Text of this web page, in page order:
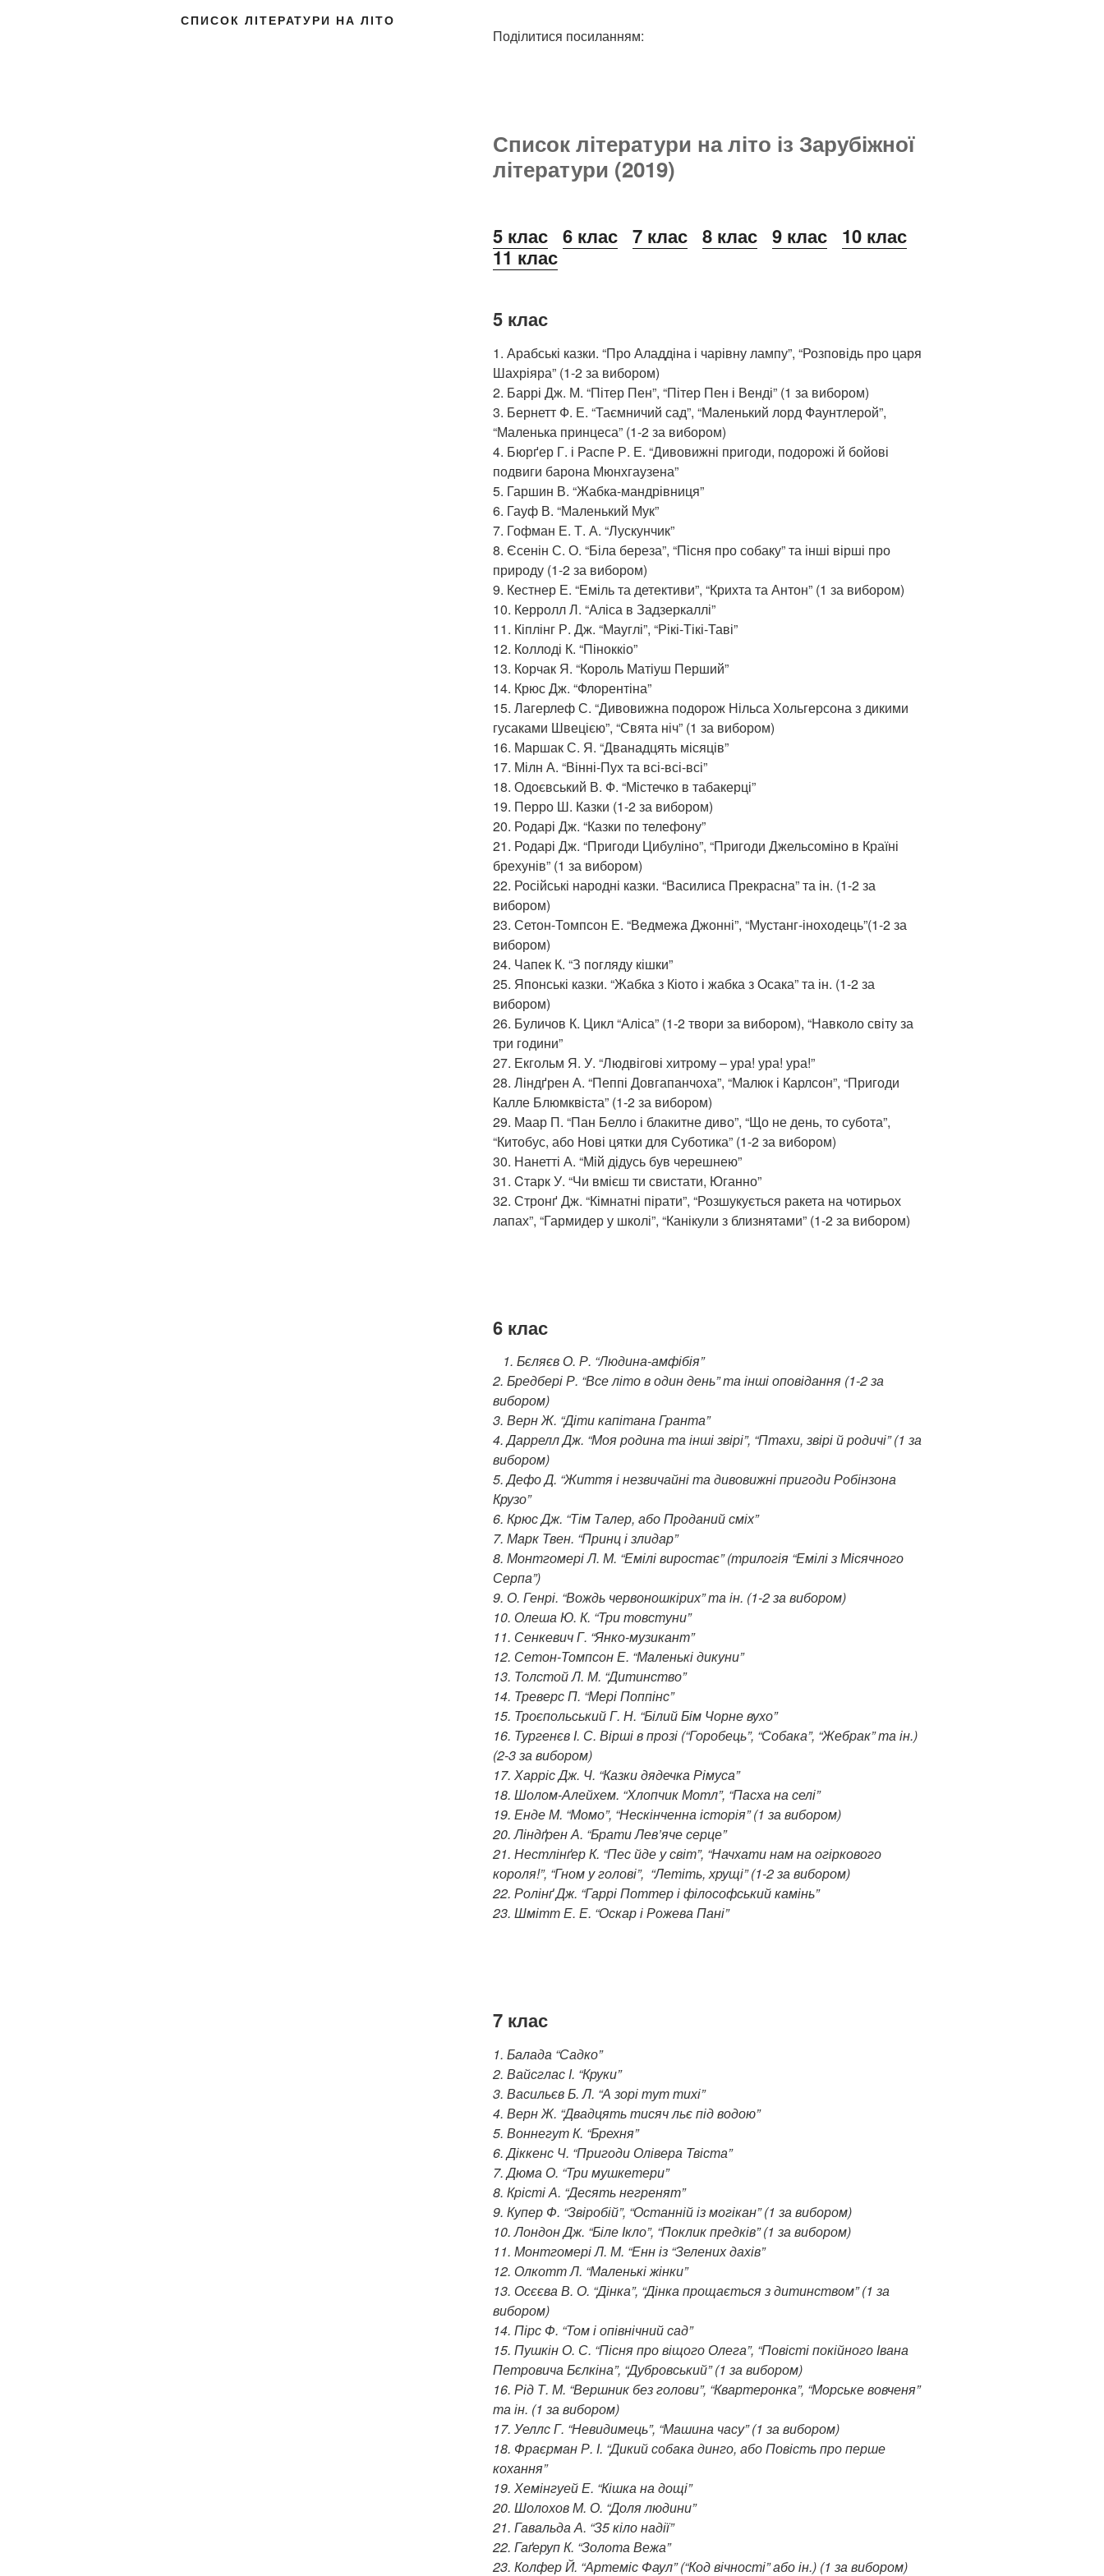
СПИСОК ЛІТЕРАТУРИ НА ЛІТО
Поділитися посиланням:
Список літератури на літо із Зарубіжної
літератури (2019)
5 клас 6 клас 7 клас 8 клас 9 клас
10 клас
11 клас
5 клас
1. Арабські казки. “Про Аладдіна і чарівну лампу”, “Розповідь про царя
Шахріяра” (1-2 за вибором)
2. Баррі Дж. М. “Пітер Пен”, “Пітер Пен і Венді” (1 за вибором)
3. Бернетт Ф. Е. “Таємничий сад”, “Маленький лорд Фаунтлерой”,
“Маленька принцеса” (1-2 за вибором)
4. Бюрґер Г. і Распе Р. Е. “Дивовижні пригоди, подорожі й бойові
подвиги барона Мюнхгаузена”
5. Гаршин В. “Жабка-мандрівниця”
6. Гауф В. “Маленький Мук”
7. Гофман Е. Т. А. “Лускунчик”
8. Єсенін С. О. “Біла береза”, “Пісня про собаку” та інші вірші про
природу (1-2 за вибором)
9. Кестнер Е. “Еміль та детективи”, “Крихта та Антон” (1 за вибором)
10. Керролл Л. “Аліса в Задзеркаллі”
11. Кіплінг Р. Дж. “Мауглі”, “Рікі-Тікі-Таві”
12. Коллоді К. “Піноккіо”
13. Корчак Я. “Король Матіуш Перший”
14. Крюс Дж. “Флорентіна”
15. Лагерлеф С. “Дивовижна подорож Нільса Хольгерсона з дикими
гусаками Швецією”, “Свята ніч” (1 за вибором)
16. Маршак С. Я. “Дванадцять місяців”
17. Мілн А. “Вінні-Пух та всі-всі-всі”
18. Одоєвський В. Ф. “Містечко в табакерці”
19. Перро Ш. Казки (1-2 за вибором)
20. Родарі Дж. “Казки по телефону”
21. Родарі Дж. “Пригоди Цибуліно”, “Пригоди Джельсоміно в Країні
брехунів” (1 за вибором)
22. Російські народні казки. “Василиса Прекрасна” та ін. (1-2 за
вибором)
23. Сетон-Томпсон Е. “Ведмежа Джонні”, “Мустанг-іноходець”(1-2 за
вибором)
24. Чапек К. “З погляду кішки”
25. Японські казки. “Жабка з Кіото і жабка з Осака” та ін. (1-2 за
вибором)
26. Буличов К. Цикл “Аліса” (1-2 твори за вибором), “Навколо світу за
три години”
27. Екгольм Я. У. “Людвігові хитрому – ура! ура! ура!”
28. Ліндґрен А. “Пеппі Довгапанчоха”, “Малюк і Карлсон”, “Пригоди
Калле Блюмквіста” (1-2 за вибором)
29. Маар П. “Пан Белло і блакитне диво”, “Що не день, то субота”,
“Китобус, або Нові цятки для Суботика” (1-2 за вибором)
30. Нанетті А. “Мій дідусь був черешнею”
31. Cтарк У. “Чи вмієш ти свистати, Юганно”
32. Стронґ Дж. “Кімнатні пірати”, “Розшукується ракета на чотирьох
лапах”, “Гармидер у школі”, “Канікули з близнятами” (1-2 за вибором)
6 клас
1. Бєляєв О. Р. “Людина-амфібія”
2. Бредбері Р. “Все літо в один день” та інші оповідання (1-2 за
вибором)
3. Верн Ж. “Діти капітана Гранта”
4. Даррелл Дж. “Моя родина та інші звірі”, “Птахи, звірі й родичі” (1 за
вибором)
5. Дефо Д. “Життя і незвичайні та дивовижні пригоди Робінзона
Крузо”
6. Крюс Дж. “Тім Талер, або Проданий сміх”
7. Марк Твен. “Принц і злидар”
8. Монтгомері Л. М. “Емілі виростає” (трилогія “Емілі з Місячного
Серпа”)
9. О. Генрі. “Вождь червоношкірих” та ін. (1-2 за вибором)
10. Олеша Ю. К. “Три товстуни”
11. Сенкевич Г. “Янко-музикант”
12. Сетон-Томпсон Е. “Маленькі дикуни”
13. Толстой Л. М. “Дитинство”
14. Треверс П. “Мері Поппінс”
15. Троєпольський Г. Н. “Білий Бім Чорне вухо”
16. Тургенєв І. С. Вірші в прозі (“Горобець”, “Собака”, “Жебрак” та ін.)
(2-3 за вибором)
17. Харріс Дж. Ч. “Казки дядечка Рімуса”
18. Шолом-Алейхем. “Хлопчик Мотл”, “Пасха на селі”
19. Енде М. “Момо”, “Нескінченна історія” (1 за вибором)
20. Ліндґрен А. “Брати Лев’яче серце”
21. Нестлінґер К. “Пес йде у світ”, “Начхати нам на огіркового
короля!”, “Гном у голові”, “Летіть, хрущі” (1-2 за вибором)
22. Ролінґ Дж. “Гаррі Поттер і філософський камінь”
23. Шмітт Е. Е. “Оскар і Рожева Пані”
7 клас
1. Балада “Садко”
2. Вайсглас І. “Круки”
3. Васильєв Б. Л. “А зорі тут тихі”
4. Верн Ж. “Двадцять тисяч льє під водою”
5. Воннегут К. “Брехня”
6. Діккенс Ч. “Пригоди Олівера Твіста”
7. Дюма О. “Три мушкетери”
8. Крісті А. “Десять негренят”
9. Купер Ф. “Звіробій”, “Останній із могікан” (1 за вибором)
10. Лондон Дж. “Біле Ікло”, “Поклик предків” (1 за вибором)
11. Монтгомері Л. М. “Енн із “Зелених дахів”
12. Олкотт Л. “Маленькі жінки”
13. Осєєва В. О. “Дінка”, “Дінка прощається з дитинством” (1 за
вибором)
14. Пірс Ф. “Том і опівнічний сад”
15. Пушкін О. С. “Пісня про віщого Олега”, “Повісті покійного Івана
Петровича Бєлкіна”, “Дубровський” (1 за вибором)
16. Рід Т. М. “Вершник без голови”, “Квартеронка”, “Морське вовченя”
та ін. (1 за вибором)
17. Уеллс Г. “Невидимець”, “Машина часу” (1 за вибором)
18. Фраєрман Р. І. “Дикий собака динго, або Повість про перше
кохання”
19. Хемінгуей Е. “Кішка на дощі”
20. Шолохов М. О. “Доля людини”
21. Гавальда А. “З5 кіло надії”
22. Гаґеруп К. “Золота Вежа”
23. Колфер Й. “Артеміс Фаул” (“Код вічності” або ін.) (1 за вибором)